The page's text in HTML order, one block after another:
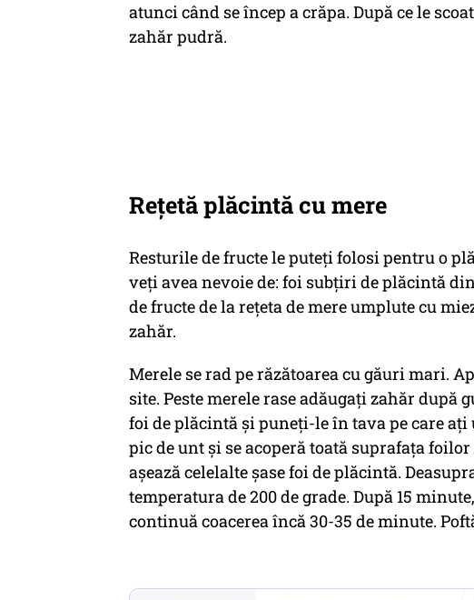
atunci când se încep a crăpa. După ce le
zahăr pudră.
Rețetă plăcintă cu mere
Resturile de fructe le puteți folosi pentru o
veți avea nevoie de: foi subțiri de plăcintă
de fructe de la rețeta de mere umplute cu
zahăr.
Merele se rad pe răzătoarea cu găuri mari.
site. Peste merele rase adăugați zahăr după
foi de plăcintă și puneți-le în tava pe care
pic de unt și se acoperă toată suprafața
așează celelalte șase foi de plăcintă.
temperatura de 200 de grade. După 15
continuă coacerea încă 30-35 de minute.